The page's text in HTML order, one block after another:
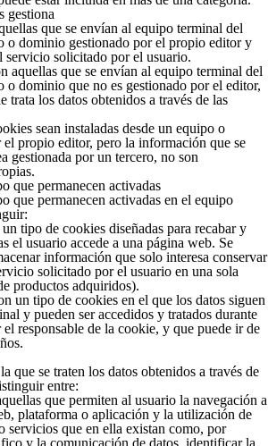
gestiona
que se envían al equipo terminal del
o dominio gestionado por el propio editor y
servicio solicitado por el usuario.
aquellas que se envían al equipo terminal del
o dominio que no es gestionado por el editor,
trata los datos obtenidos a través de las
sean instaladas desde un equipo o
propio editor, pero la información que se
gestionada por un tercero, no son
que permanecen activadas
que permanecen activadas en el equipo
un tipo de cookies diseñadas para recabar y
el usuario accede a una página web. Se
información que solo interesa conservar
solicitado por el usuario en una sola
productos adquiridos).
un tipo de cookies en el que los datos siguen
y pueden ser accedidos y tratados durante
responsable de la cookie, y que puede ir de
que se traten los datos obtenidos a través de
entre:
que permiten al usuario la navegación a
plataforma o aplicación y la utilización de
servicios que en ella existan como, por
y la comunicación de datos, identificar la